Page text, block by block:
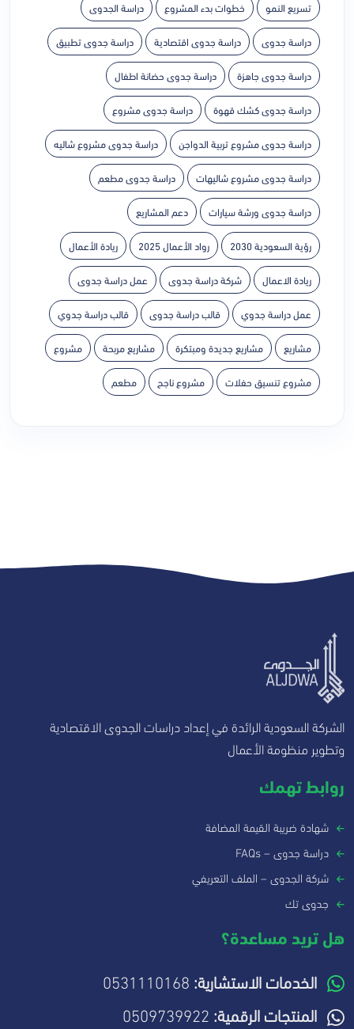
تسريع النمو خطوات بدء المشروع دراسة الجدوى
دراسة جدوى دراسة جدوى اقتصادية دراسة جدوى تطبيق
دراسة جدوى جاهزة دراسة جدوى حضانة اطفال
دراسة جدوى كشك قهوة دراسة جدوى مشروع
دراسة جدوى مشروع تربية الدواجن دراسة جدوى مشروع شاليه
دراسة جدوى مشروع شاليهات دراسة جدوى مطعم
دراسة جدوى ورشة سيارات دعم المشاريع
رؤية السعودية 2030 رواد الأعمال 2025 ريادة الأعمال
ريادة الاعمال شركة دراسة جدوى عمل دراسة جدوى
عمل دراسة جدوي قالب دراسة جدوى قالب دراسة جدوي
مشاريع مشاريع جديدة ومبتكرة مشاريع مربحة مشروع
مشروع تنسيق حفلات مشروع ناجح مطعم
الشركة السعودية الرائدة في إعداد دراسات الجدوى الاقتصادية
وتطوير منظومة الأعمال
روابط تهمك
شهادة ضريبة القيمة المضافة
دراسة جدوى – FAQs
شركة الجدوى – الملف التعريفي
جدوى تك
هل تريد مساعدة؟
الخدمات الاستشارية:
المنتجات الرقمية: